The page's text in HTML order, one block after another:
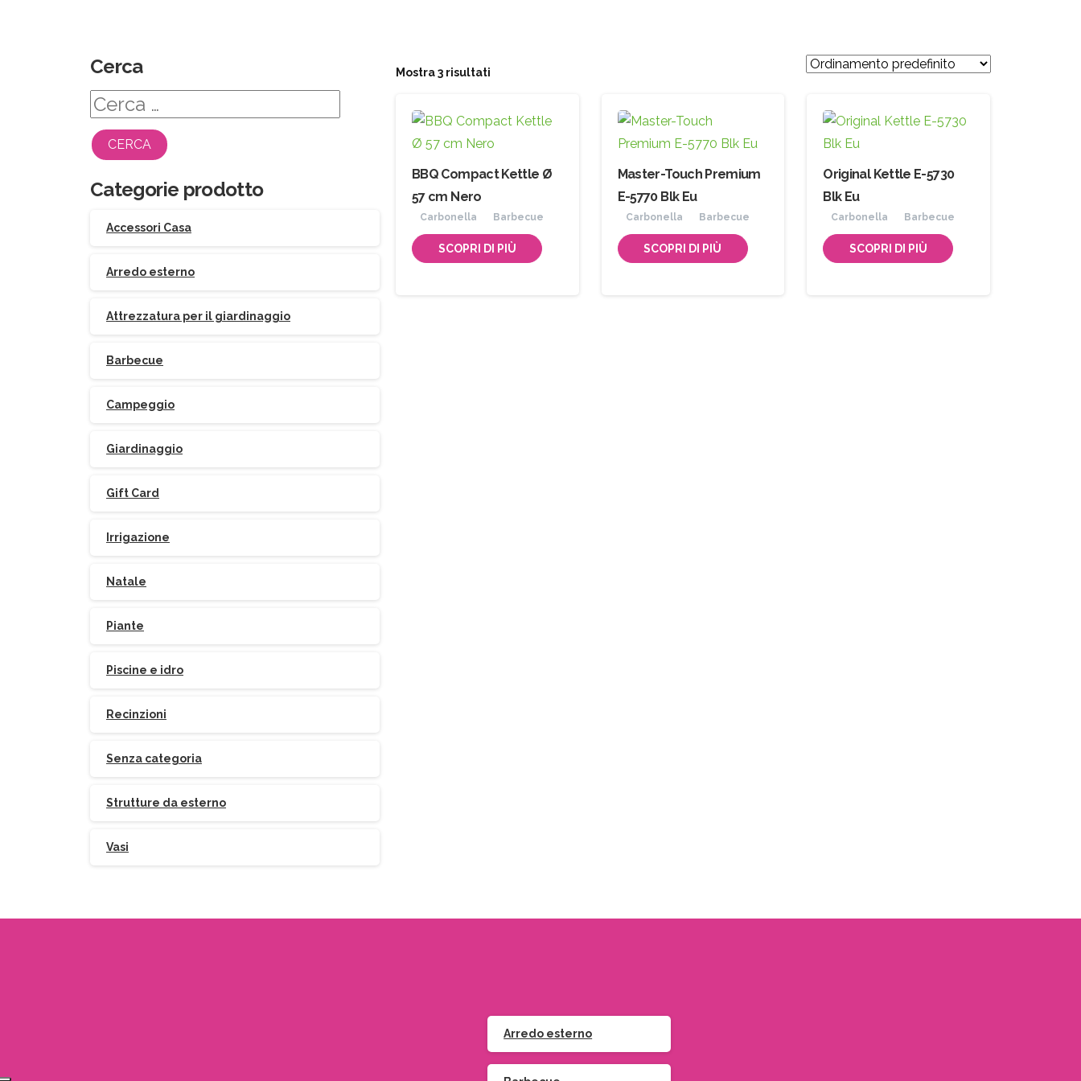
Mostra 3 risultati
BBQ Compact Kettle Ø
57 cm Nero
Carbonella Barbecue
SCOPRI DI PIÙ
Master-Touch Premium
E-5770 Blk Eu
Carbonella Barbecue
SCOPRI DI PIÙ
Original Kettle E-5730
Blk Eu
Carbonella Barbecue
SCOPRI DI PIÙ
Cerca
Ricerca
per:
Categorie prodotto
Accessori Casa
Arredo esterno
Attrezzatura per il giardinaggio
Barbecue
Campeggio
Giardinaggio
Gift Card
Irrigazione
Natale
Piante
Piscine e idro
Recinzioni
Senza categoria
Strutture da esterno
Vasi
Arredo esterno